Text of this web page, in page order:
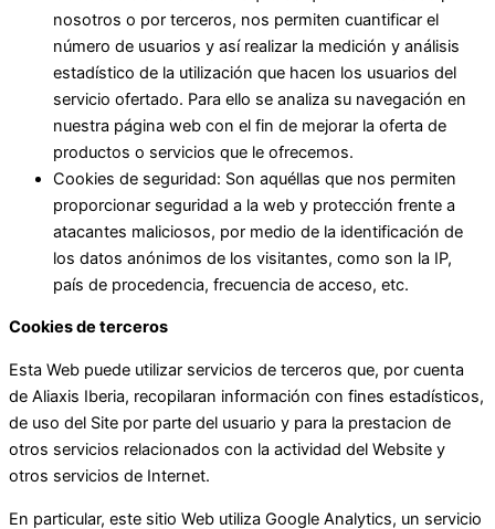
nosotros o por terceros, nos permiten cuantificar el
número de usuarios y así realizar la medición y análisis
estadístico de la utilización que hacen los usuarios del
servicio ofertado. Para ello se analiza su navegación en
nuestra página web con el fin de mejorar la oferta de
productos o servicios que le ofrecemos.
Cookies de seguridad: Son aquéllas que nos permiten
proporcionar seguridad a la web y protección frente a
atacantes maliciosos, por medio de la identificación de
los datos anónimos de los visitantes, como son la IP,
país de procedencia, frecuencia de acceso, etc.
Cookies de terceros
Esta Web puede utilizar servicios de terceros que, por cuenta
de Aliaxis Iberia, recopilaran información con fines estadísticos,
de uso del Site por parte del usuario y para la prestacion de
otros servicios relacionados con la actividad del Website y
otros servicios de Internet.
En particular, este sitio Web utiliza Google Analytics, un servicio